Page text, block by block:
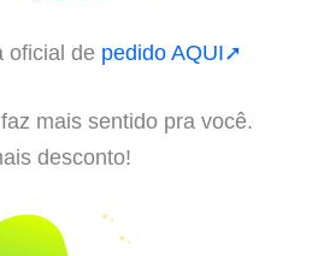
oficial de pedido AQUI➚
mais sentido pra você.
desconto!